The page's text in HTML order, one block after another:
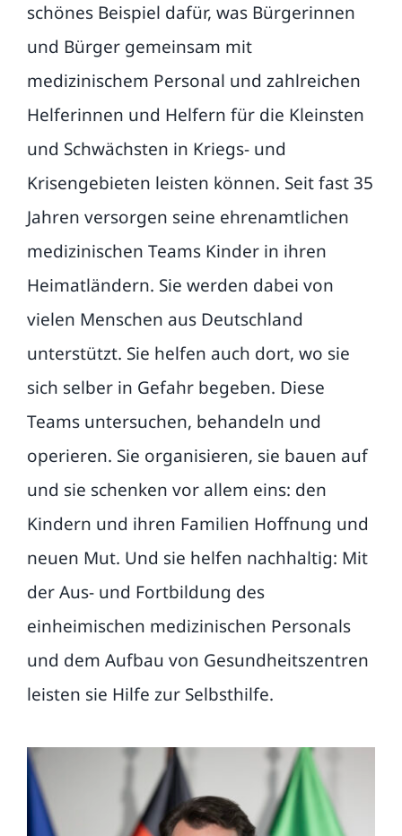
schönes Beispiel dafür, was Bürgerinnen
und Bürger gemeinsam mit
medizinischem Personal und zahlreichen
Helferinnen und Helfern für die Kleinsten
und Schwächsten in Kriegs- und
Krisengebieten leisten können. Seit fast 35
Jahren versorgen seine ehrenamtlichen
medizinischen Teams Kinder in ihren
Heimatländern. Sie werden dabei von
vielen Menschen aus Deutschland
unterstützt. Sie helfen auch dort, wo sie
sich selber in Gefahr begeben. Diese
Teams untersuchen, behandeln und
operieren. Sie organisieren, sie bauen auf
und sie schenken vor allem eins: den
Kindern und ihren Familien Hoffnung und
neuen Mut. Und sie helfen nachhaltig: Mit
der Aus- und Fortbildung des
einheimischen medizinischen Personals
und dem Aufbau von Gesundheitszentren
leisten sie Hilfe zur Selbsthilfe.